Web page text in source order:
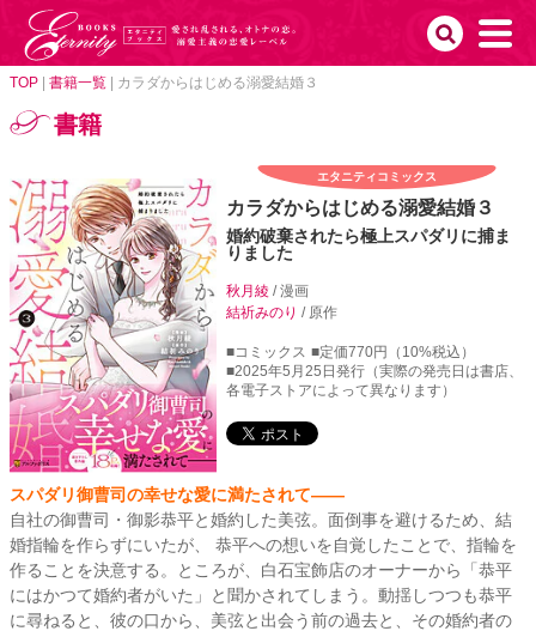
TOP 書籍一覧 カラダからはじめる溺愛結婚３
書籍
エタニティコミックス
カラダからはじめる溺愛結婚３
婚約破棄されたら極上スパダリに捕ま
りました
秋月綾/ 漫画
結祈みのり/ 原作
■コミックス ■定価770円（10%税込）
■2025年5月25日発行（実際の発売日は書店、
各電子ストアによって異なります）
スパダリ御曹司の幸せな愛に満たされて――
自社の御曹司・御影恭平と婚約した美弦。面倒事を避けるため、結
婚指輪を作らずにいたが、 恭平への想いを自覚したことで、指輪を
作ることを決意する。ところが、白石宝飾店のオーナーから「恭平
にはかつて婚約者がいた」と聞かされてしまう。動揺しつつも恭平
に尋ねると、彼の口から、美弦と出会う前の過去と、その婚約者の